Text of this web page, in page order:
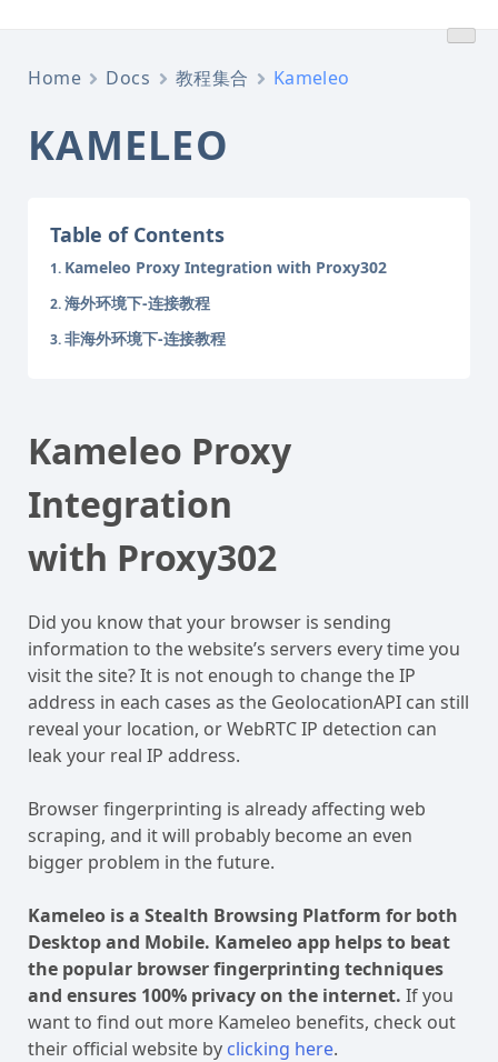
Home Docs 教程集合 Kameleo
KAMELEO
Table of Contents
Kameleo Proxy Integration with Proxy302
海外环境下-连接教程
非海外环境下-连接教程
Kameleo Proxy
Integration
with Proxy302
Did you know that your browser is sending
information to the website’s servers every time you
visit the site? It is not enough to change the IP
address in each cases as the GeolocationAPI can still
reveal your location, or WebRTC IP detection can
leak your real IP address.
Browser fingerprinting is already affecting web
scraping, and it will probably become an even
bigger problem in the future.
Kameleo is a Stealth Browsing Platform for both
Desktop and Mobile. Kameleo app helps to beat
the popular browser fingerprinting techniques
and ensures 100% privacy on the internet. If you
want to find out more Kameleo benefits, check out
their official website by clicking here.